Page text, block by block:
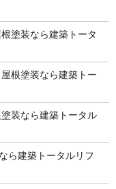
塗装なら建築トータ
根塗装なら建築トー
装なら建築トータル
ら建築トータルリフ